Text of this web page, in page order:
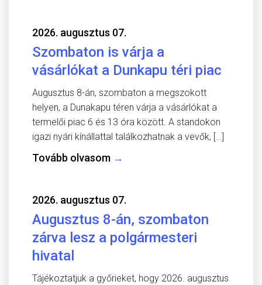
2026. augusztus 07.
Szombaton is várja a
vásárlókat a Dunkapu téri piac
Augusztus 8-án, szombaton a megszokott
helyen, a Dunakapu téren várja a vásárlókat a
termelői piac 6 és 13 óra között. A standokon
igazi nyári kínállattal találkozhatnak a vevők, […]
Tovább olvasom →
2026. augusztus 07.
Augusztus 8-án, szombaton
zárva lesz a polgármesteri
hivatal
Tájékoztatjuk a győrieket, hogy 2026. augusztus